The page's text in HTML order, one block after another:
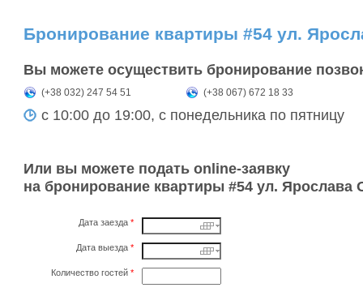
Бронирование квартиры #54 ул.
Вы можете осуществить бронирование
(+38 032) 247 54 51 (+38 067) 672 18 33
с 10:00 до 19:00, с понедельника по пятницу
Или вы можете подать online-заявку
на бронирование квартиры #54 ул.
Дата заезда *
Дата выезда *
Количество гостей *